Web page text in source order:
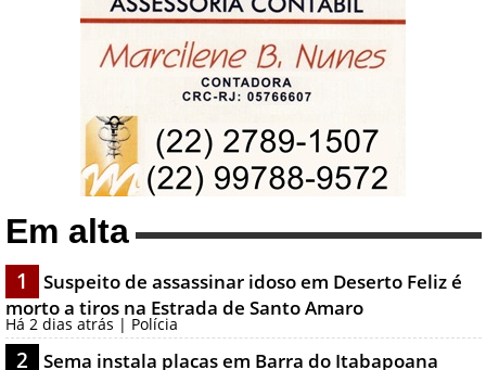
Em alta
1
Suspeito de assassinar idoso em Deserto Feliz é
morto a tiros na Estrada de Santo Amaro
Há 2 dias atrás | Polícia
2
Sema instala placas em Barra do Itabapoana